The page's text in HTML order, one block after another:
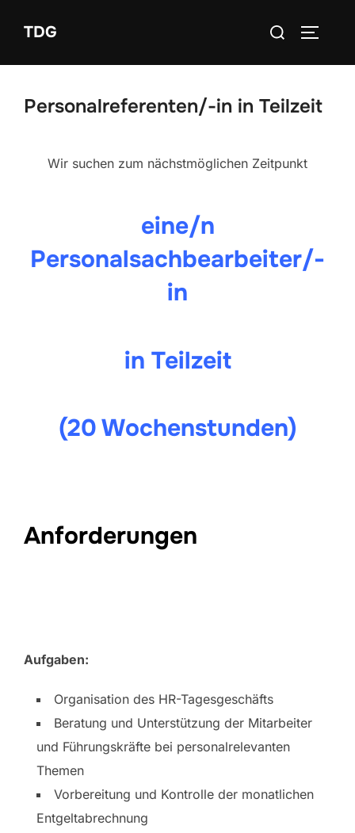
InhaltTDG
Suchen
Personalreferenten/-in in Teilzeit
Wir suchen zum nächstmöglichen Zeitpunkt
eine/n
Personalsachbearbeiter/-
in
in Teilzeit
(20 Wochenstunden)
Anforderungen
Aufgaben:
Organisation des HR-Tagesgeschäfts
Beratung und Unterstützung der Mitarbeiter
und Führungskräfte bei personalrelevanten
Themen
Vorbereitung und Kontrolle der monatlichen
Entgeltabrechnung